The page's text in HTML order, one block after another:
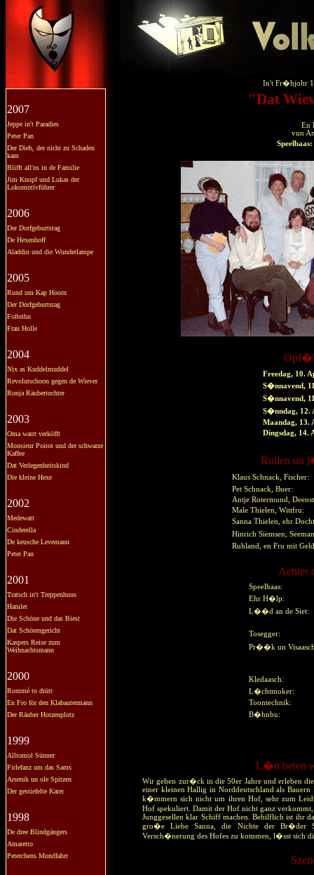
2007
Jeppe in't Paradies
Peter Pan
Der Dieb, der nicht zu Schaden
kam
Blifft all'ns in de Familie
Jim Knopf und Lukas der
Lokomotivführer
2006
Der Dorfgeburtstag
De Hexenhoff
Aladdin und die Wunderlampe
2005
Rund um Kap Hoorn
Der Dorfgeburtstag
Fofteihn
Frau Holle
2004
Nix as Kuddelmuddel
Revolutschoon gegen de Wiever
Ronja Räubertochter
2003
Oma warrt verköfft
Monsieur Poirot und der schwarze
Kaffee
Dat Verlegenheitskind
Die kleine Hexe
2002
Medewatt
Cinderella
De keusche Levemann
Peter Pan
2001
Tratsch in't Treppenhuus
Hamlet
Die Schöne und das Biest
Dat Schörengericht
Kaspers Reise zum
Weihnachtsmann
2000
Rommé to drütt
En Fro för den Klabautermann
Der Räuber Hotzenplotz
1999
Alltomol Sünner
Firlefanz um das Sams
Arsenik un ole Spitzen
Der gestiefelte Kater
1998
De dree Blindgängers
Amaretto
Peterchens Mondfahrt
In't Fr�hjohr
"Dat
En
vun
Freedag, 10.
S�nnavend,
S�nnavend,
S�nndag, 12.
Maandag, 13.
Dingsdag, 14.
Rullen un
Klaus Schnack, Fischer:
Pet Schnack, Buer:
Antje Rotermund,
Male Thielen, Wittfru:
Sanna Thielen, ehr
Hinrich Siemsen,
Ruhland, en Fru mit
Achter
Speelbaas:
Ehr H�lp:
L��d an de Siet:
Tosegger:
Pr��k un
Kledaasch:
L�chtmoker:
Toontechnik:
B�hnbu:
L�tt beten
Wir gehen zur�ck in die 50er Jahre und erleben
einer kleinen Hallig in Norddeutschland als
k�mmern sich nicht um ihren Hof, sehr zum
Hof spekuliert. Damit der Hof nicht ganz
Junggesellen klar Schiff machen. Behilflich ist ihr
gro�e Liebe Sanna, die Nichte der Br�der
Versch�nerung des Hofes zu kommen, l�sst sich